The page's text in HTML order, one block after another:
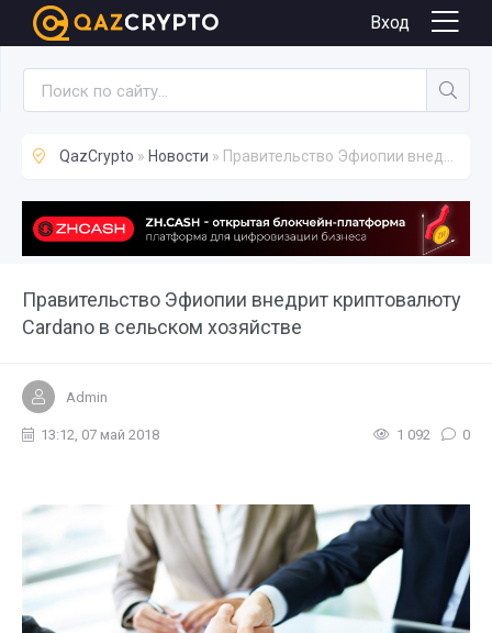
Вход
QazCrypto » Новости » Правительство Эфиопии внедрит криптовалюту Cardano в сельском хозяйстве
Правительство Эфиопии внедрит криптовалюту
Cardano в сельском хозяйстве
Новости
Admin
13:12, 07 май 2018 1 092 0